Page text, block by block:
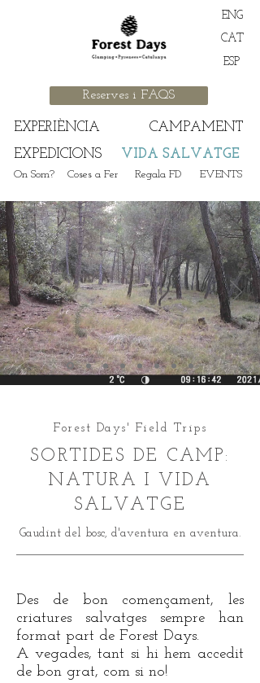
ENG
ESP
CAT
Reserves i FAQS
EXPERIÈNCIA
CAMPAMENT
EXPEDICIONS
VIDA SALVATGE
On Som? Coses a Fer Regala FD EVENTS
Forest Days' Field Trips
SORTIDES DE CAMP:
NATURA I VIDA
SALVATGE
Gaudint del bosc, d'aventura en aventura.
Des de bon començament, les
criatures salvatges sempre han
format part de Forest Days.
A vegades, tant si hi hem accedit
de bon grat, com si no!